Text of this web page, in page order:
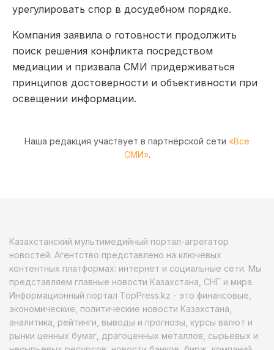
урегулировать спор в досудебном порядке.
Компания заявила о готовности продолжить
поиск решения конфликта посредством
медиации и призвала СМИ придерживаться
принципов достоверности и объективности при
освещении информации.
Наша редакция участвует в партнёрской сети «Все
СМИ».
Казахстанский мультимедийный портал-агрегатор
новостей. Агентство представлено на ключевых
контентных платформах: интернет и социальные сети. Мы
представляем главные новости Казахстана, СНГ и мира.
Информационный портал TopPress.kz - это финансовые,
экономические, политические новости Казахстана,
аналитика, рейтинги, выводы и прогнозы, курсы валют и
рынки ценных бумаг, драгоценных металлов, сырьевых и